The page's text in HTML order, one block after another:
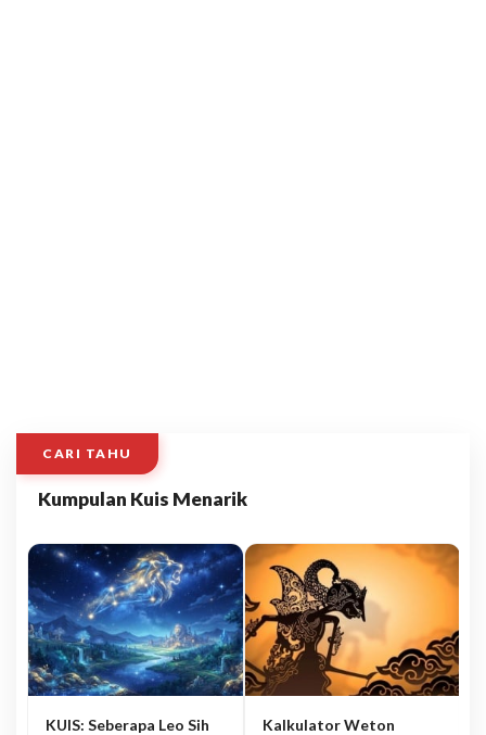
CARI TAHU
Kumpulan Kuis Menarik
KUIS: Seberapa Leo Sih
Kalkulator Weton